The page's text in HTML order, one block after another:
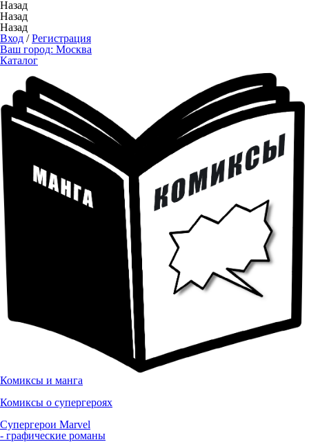
Назад
Назад
Назад
Вход /Регистрация
Ваш город: Москва
Каталог
Комиксы и манга
Комиксы о супергероях
Супергерои Marvel
- графические романы